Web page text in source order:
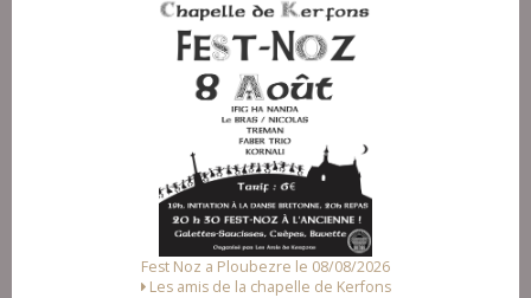
Fest Noz a Ploubezre le 08/08/2026
Les amis de la chapelle de Kerfons